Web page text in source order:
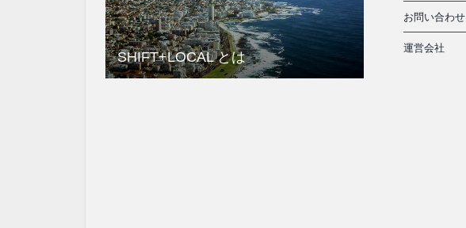
SHIFT+LOCAL とは
お問い合わせ
運営会社